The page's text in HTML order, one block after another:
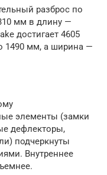
разброс по
мм в длину —
достигает 4605
1490 мм, а ширина —
элементы (замки
дефлекторы,
подчеркнуты
Внутреннее